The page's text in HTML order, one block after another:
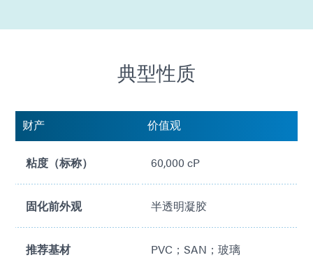
典型性质
财产 价值观
粘度（标称） 60,000 cP
固化前外观 半透明凝胶
推荐基材 PVC；SAN；玻璃